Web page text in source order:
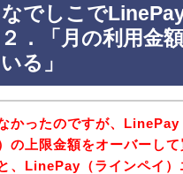
でしこで
．「月の利用金
る」
かったのですが、LinePay
の上限金額をオーバーして
、LinePay（ラインペイ）